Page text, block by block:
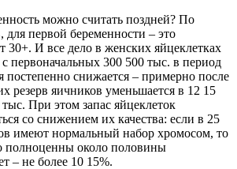
можно считать поздней? По
первой беременности – это
30+. И все дело в женских яйцеклетках
первоначальных 300 500 тыс. в период
постепенно снижается – примерно после
резерв яичников уменьшается в 12 15
При этом запас яйцеклеток
со снижением их качества: если в 25
имеют нормальный набор хромосом, то
полноценны около половины
– не более 10 15%.